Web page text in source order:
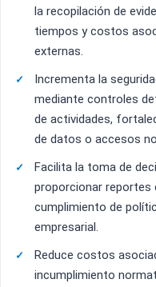
la recopilación de
tiempos y costos
externas.
Incrementa la
mediante controles
de actividades,
de datos o accesos
Facilita la toma de
proporcionar reportes
cumplimiento de
empresarial.
Reduce costos
incumplimiento